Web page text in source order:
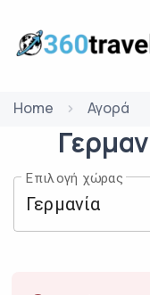
Home Αγορά
Επιλογή χώρας